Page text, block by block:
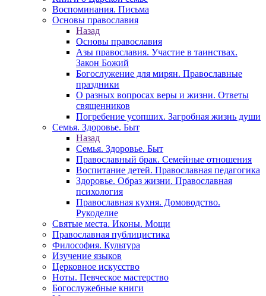
Воспоминания. Письма
Основы православия
Назад
Основы православия
Азы православия. Участие в таинствах.
Закон Божий
Богослужение для мирян. Православные
праздники
О разных вопросах веры и жизни. Ответы
священников
Погребение усопших. Загробная жизнь души
Семья. Здоровье. Быт
Назад
Семья. Здоровье. Быт
Православный брак. Семейные отношения
Воспитание детей. Православная педагогика
Здоровье. Образ жизни. Православная
психология
Православная кухня. Домоводство.
Рукоделие
Святые места. Иконы. Мощи
Православная публицистика
Философия. Культура
Изучение языков
Церковное искусство
Ноты. Певческое мастерство
Богослужебные книги